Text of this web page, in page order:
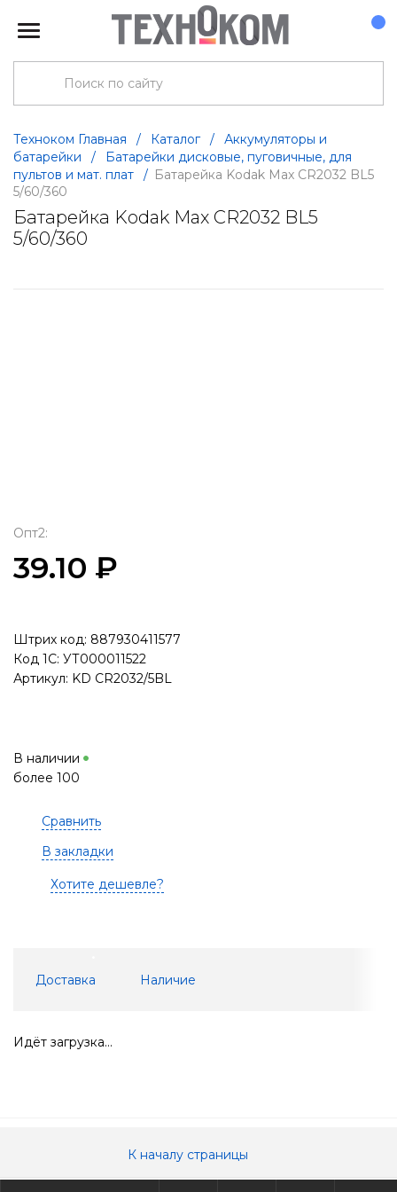
Техноком Главная / Каталог /
Аккумуляторы и
батарейки
/
Батарейки дисковые, пуговичные, для
пультов и мат. плат
/ Батарейка Kodak Max CR2032 BL5
5/60/360
Батарейка Kodak Max CR2032 BL5
5/60/360
Опт2:
39.10 ₽
Штрих код: 887930411577
Код 1С: УТ000011522
Артикул: KD CR2032/5BL
В наличии
более 100
Сравнить
В закладки
Хотите дешевле?
Доставка Наличие
Идёт загрузка...
К началу страницы